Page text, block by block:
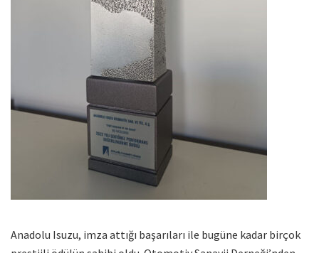
Anadolu Isuzu, imza attığı başarıları ile bugüne kadar birçok